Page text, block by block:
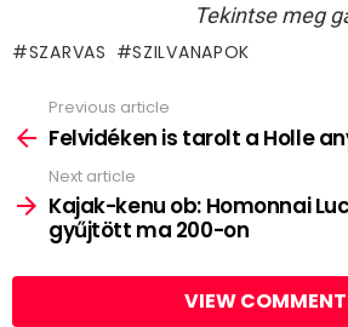
Tekintse meg
SZARVAS SZILVANAPOK
more
Previous article
Felvidéken is tarolt a Holle
Next article
Kajak-kenu ob: Homonnai
gyűjtött ma 200-on
VIEW